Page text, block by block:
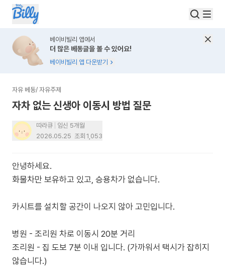
베이비빌리 앱에서
더 많은 베동글을 볼 수 있어요!
베이비빌리 앱 다운받기
자유 베동/ 자유주제
자차 없는 신생아 이동시 방법 질문
따라큐
임신 5개월
2026.05.25 조회 1,053
안녕하세요.
화물차만 보유하고 있고, 승용차가 없습니다.
카시트를 설치할 공간이 나오지 않아 고민입니다.
병원 - 조리원 차로 이동시 20분 거리
조리원 - 집 도보 7분 이내 입니다. (가까워서 택시가 잡히지
않습니다.)